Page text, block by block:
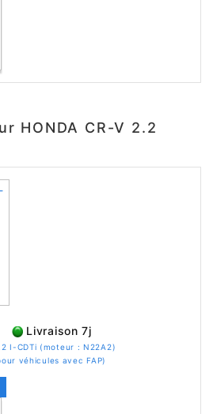
HONDA CR-V 2.2
Livraison 7j
I-CDTi (moteur : N22A2)
véhicules avec FAP)